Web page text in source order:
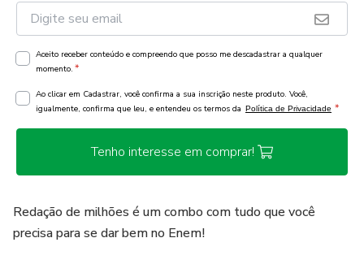
Aceito receber conteúdo e compreendo que posso me descadastrar a qualquer
momento. *
Ao clicar em Cadastrar, você confirma a sua inscrição neste produto. Você,
igualmente, confirma que leu, e entendeu os termos da Política de Privacidade *
Tenho interesse em comprar!
Redação de milhões é um combo com tudo que você
precisa para se dar bem no Enem!